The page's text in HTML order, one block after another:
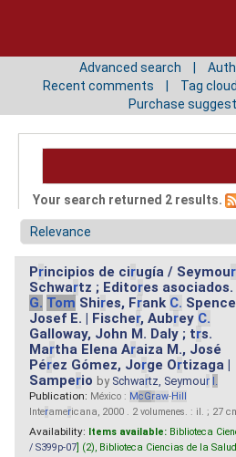
Advanced search
Recent comments
Tag cloud
Purchase
Your search returned 2 results.
Principios de cirugía / Seymour
Schwartz ; Editores asociados.
G. Tom Shires, Frank C. Spence
Josef E. | Fischer, Aubrey C.
Galloway, John M. Daly ; trs.
Martha Elena Araiza M., José
Pérez Gómez, Jorge Ortizaga |
Samperio by Schwartz, Seymour I.
Publication: México : McGraw-Hill
Interamericana, 2000 . 2 volumenes. : il. ; 27
Availability: Items available: Biblioteca
/ S399p-07 ] (2), Biblioteca Ciencias de la Salud [